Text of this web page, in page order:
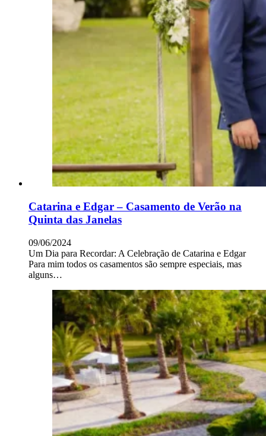
Catarina e Edgar – Casamento de Verão na
Quinta das Janelas
09/06/2024
Um Dia para Recordar: A Celebração de Catarina e Edgar
Para mim todos os casamentos são sempre especiais, mas
alguns…